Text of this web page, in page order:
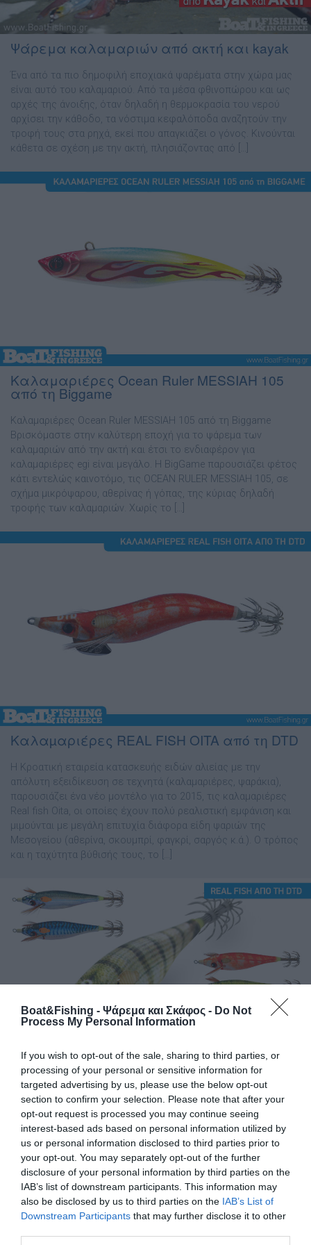
Boat&Fishing - Ψάρεμα και Σκάφος - Do Not
Process My Personal Information
If you wish to opt-out of the sale, sharing to third parties, or
processing of your personal or sensitive information for
targeted advertising by us, please use the below opt-out
section to confirm your selection. Please note that after your
opt-out request is processed you may continue seeing
interest-based ads based on personal information utilized by
us or personal information disclosed to third parties prior to
your opt-out. You may separately opt-out of the further
disclosure of your personal information by third parties on the
IAB’s list of downstream participants. This information may
also be disclosed by us to third parties on the IAB’s List of
Downstream Participants that may further disclose it to other
Ψάρεμα καλαμαριών από ακτή και kayak
Ένα από τα πιο δηµοφιλή εποχιακά ψαρέµατα στην χώρα µας
είναι αυτό του καλαµαριού. Από τα µέσα φθινοπώρου και ως
αρχές της άνοιξης, όταν δηλαδή η θερµοκρασία του νερού
αρχίσει την κάθοδο, τα νόστιµα κεφαλόποδα αναζητούν την
τροφή τους στα ρηχά, εκεί που απαγκιάζει ο γόνος. Κινούνται
κάθετα σε σχέση µε την ακτή, πλησιάζοντας από […]
Καλαμαριέρες Οcean Ruler MESSIAH 105
από τη Biggame
Καλαμαριέρες Οcean Ruler MESSIAH 105 από τη Biggame
Βρισκόµαστε στην καλύτερη εποχή για το ψάρεµα των
καλαµαριών από την ακτή και έτσι το ενδιαφέρον για
καλαµαριέρες egi είναι µεγάλο. Η BigGame παρουσιάζει φέτος
κάτι εντελώς καινοτόµο, τις OCEAN RULER MESSIAH 105, σε
σχήµα µικρόψαρου, αθερίνας ή γόπας, της κύριας δηλαδή
τροφής των καλαµαριών. Χωρίς το […]
Καλαµαριέρες REAL FISH OITA από τη DTD
H Κροατική εταιρεία κατασκευής ειδών αλιείας µε την
απόλυτη εξειδίκευση σε τεχνητά (καλαµαριέρες, ψαράκια),
παρουσιάζει ένα νέο µοντέλο για το 2015, τις καλαµαριέρες
Real fish Oita, οι οποίες έχουν πολύ ρεαλιστική εµφάνιση και
µιµούνται µε µεγάλη επιτυχία διάφορα είδη ψαριών της
Μεσογείου (αθερίνα, σκουµπρί, φαγκρί, σαργός κ.ά.). Ο τρόπος
και η ταχύτητα βύθισής τους, το […]
Καλαμαριέρες REAL FISH από τη DTD
Μια ολοκαίνουργια σειρά για το 2015 η οποία δεν περνά
σίγουρα απαρατήρητη, είναι εκείνη µε το όνοµα REAL FISH. Η
συγκεκριµένη σειρά απαρτίζεται από καλαµαριέρες σε σχέδια
και χρώµατα που παροµοιάζουν σε αληθινά ψάρια της
Μεσογείου, όπως το σαργό, τον κολιό, το φαγκρί, το σαφρίδι,
το κοκκάλι, το µπαρµπούνι και την αθερίνα, υποσχόµενες
εντυπωσιακά αποτελέσµατα […]